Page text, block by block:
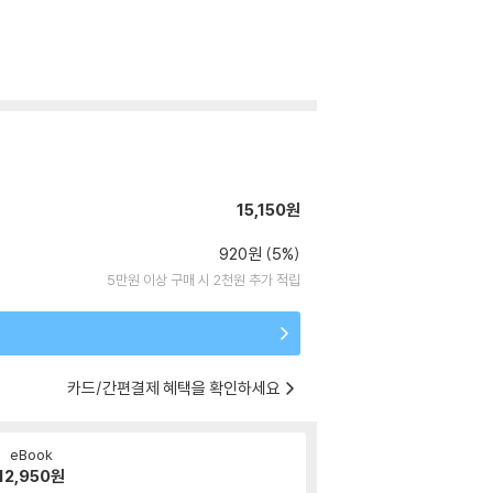
15,150원
920원 (5%)
5만원 이상 구매 시 2천원 추가 적립
카드/간편결제 혜택을 확인하세요
eBook
원